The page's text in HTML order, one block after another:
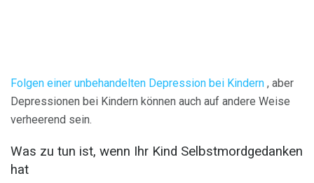
Folgen einer unbehandelten Depression bei Kindern , aber
Depressionen bei Kindern können auch auf andere Weise
verheerend sein.
Was zu tun ist, wenn Ihr Kind Selbstmordgedanken
hat